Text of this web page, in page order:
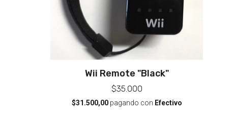
Wii Remote "Black"
$35.000
$31.500,00pagando con Efectivo